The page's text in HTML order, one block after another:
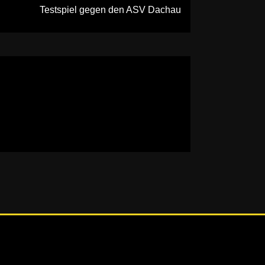
Testspiel gegen den ASV Dachau